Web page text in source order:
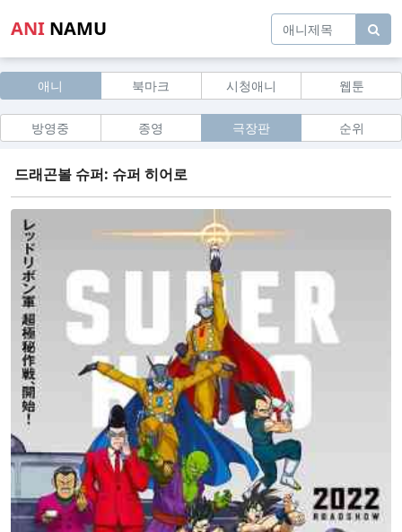
ANI NAMU
애니 북마크 시청애니 웹툰
방영중 종영 극장판 순위
드래곤볼 슈퍼: 슈퍼 히어로